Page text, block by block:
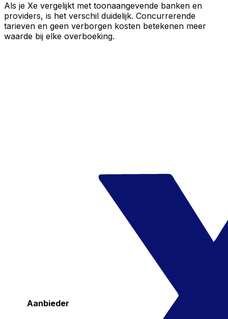
Als je Xe vergelijkt met toonaangevende banken en
providers, is het verschil duidelijk. Concurrerende
tarieven en geen verborgen kosten betekenen meer
waarde bij elke overboeking.
Aanbieder